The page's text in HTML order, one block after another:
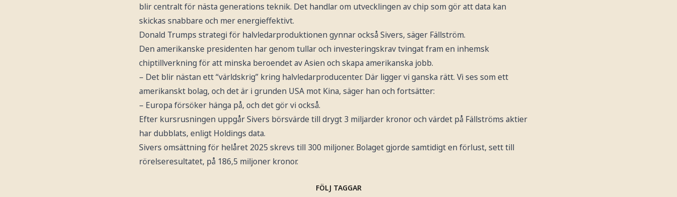
blir centralt för nästa generations teknik. Det handlar om utvecklingen av chip som gör att data kan
skickas snabbare och mer energieffektivt.
Donald Trumps strategi för halvledarproduktionen gynnar också Sivers, säger Fällström.
Den amerikanske presidenten har genom tullar och investeringskrav tvingat fram en inhemsk
chiptillverkning för att minska beroendet av Asien och skapa amerikanska jobb.
– Det blir nästan ett “världskrig” kring halvledarproducenter. Där ligger vi ganska rätt. Vi ses som ett
amerikanskt bolag, och det är i grunden USA mot Kina, säger han och fortsätter:
– Europa försöker hänga på, och det gör vi också.
Efter kursrusningen uppgår Sivers börsvärde till drygt 3 miljarder kronor och värdet på Fällströms aktier
har dubblats, enligt Holdings data.
Sivers omsättning för helåret 2025 skrevs till 300 miljoner. Bolaget gjorde samtidigt en förlust, sett till
rörelseresultatet, på 186,5 miljoner kronor.
FÖLJ TAGGAR